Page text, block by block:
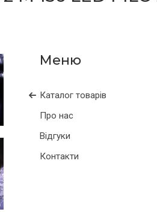
Каталог товарів
Про нас
Відгуки
Контакти